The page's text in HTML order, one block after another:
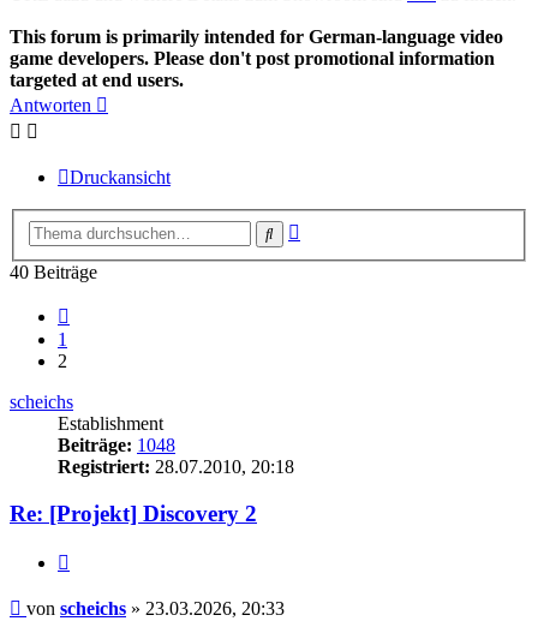
This forum is primarily intended for German-language video
game developers. Please don't post promotional information
targeted at end users.
Antworten
Druckansicht
Suche
40 Beiträge
1
2
scheichs
Establishment
Beiträge: 1048
Registriert: 28.07.2010, 20:18
Re: [Projekt] Discovery 2
Beitrag
von scheichs » 23.03.2026, 20:33